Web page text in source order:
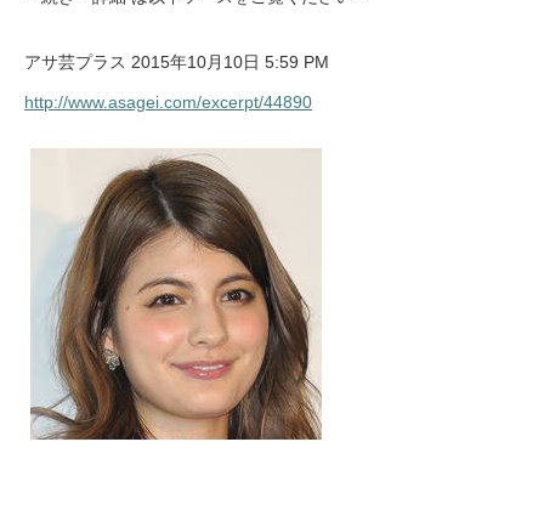
アサ芸プラス 2015年10月10日 5:59 PM
http://www.asagei.com/excerpt/44890